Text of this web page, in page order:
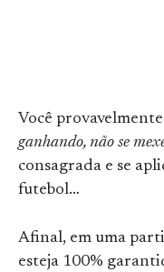
Você
ganhando, não se
consagrada e se
futebol…
Afinal, em uma
esteja 100%